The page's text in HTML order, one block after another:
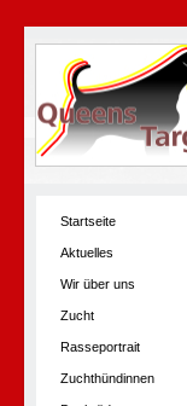
Startseite
Aktuelles
Wir über uns
Zucht
Rasseportrait
Zuchthündinnen